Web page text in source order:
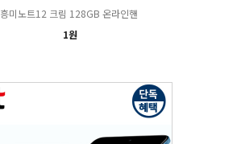
흥미노트12 크림 128GB 온라인핸
1원